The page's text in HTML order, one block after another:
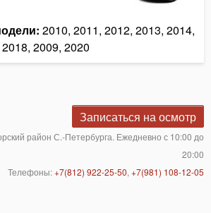
2010, 2011, 2012, 2013, 2014,
2009, 2020
Записаться на осмотр
район С.-Петербурга. Ежедневно с 10:00 до
20:00
Телефоны:+7(812) 922-25-50, +7(981) 108-12-05